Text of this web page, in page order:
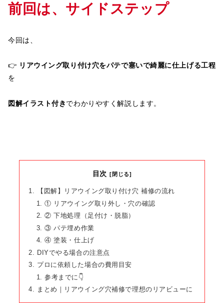
前回は、サイドステップ
今回は、
👉 リアウイング取り付け穴をパテで塞いで綺麗に仕上げる工程
を
図解イラスト付きでわかりやすく解説します。
目次
【図解】リアウイング取り付け穴 補修の流れ
① リアウイング取り外し・穴の確認
② 下地処理（足付け・脱脂）
③ パテ埋め作業
④ 塗装・仕上げ
DIYでやる場合の注意点
プロに依頼した場合の費用目安
参考までに👇
まとめ｜リアウイング穴補修で理想のリアビューに